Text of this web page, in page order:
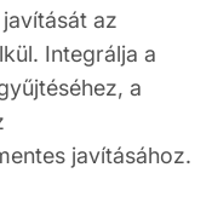
az
Integrálja a
a
javításához.